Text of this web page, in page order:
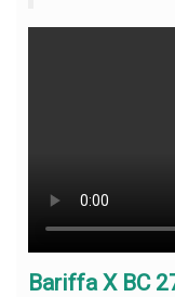
Bariffa X BC